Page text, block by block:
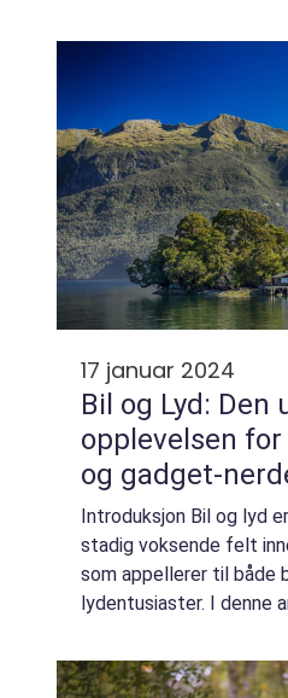
de ikke vet hva som
17 januar 2024
Bil og Lyd: Den
opplevelsen
og gadget-
Introduksjon Bil og lyd
stadig voksende felt
som appellerer til både
lydentusiaster. I denne
på hva det faktisk er,